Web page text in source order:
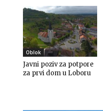
Oblok
Javni poziv za potpore
za prvi dom u Loboru